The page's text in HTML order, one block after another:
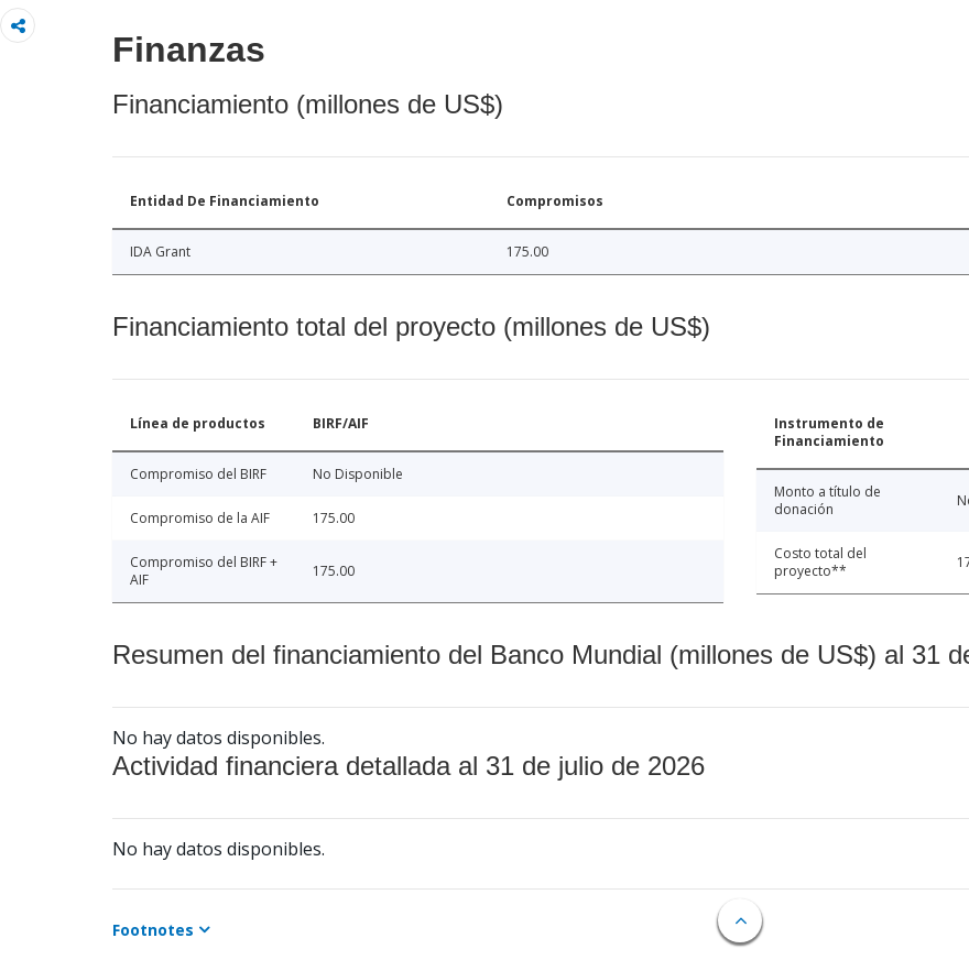
Finanzas
Financiamiento (millones de US$)
Entidad De Financiamiento Compromisos
IDA Grant 175.00
Financiamiento total del proyecto (millones de US$)
Línea de productos BIRF/AIF
Compromiso del BIRF No Disponible
Compromiso de la AIF 175.00
Compromiso del BIRF +
AIF
175.00
Instrumento de
Financiamiento
Monto a título de
donación
Costo total del
proyecto**
Resumen del financiamiento del Banco Mundial (millones de US$) al 31
No hay datos disponibles.
Actividad financiera detallada al 31 de julio de 2026
No hay datos disponibles.
Footnotes